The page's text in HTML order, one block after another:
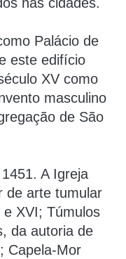
Palácio de
este edifício
XV como
masculino
de São
A Igreja
de arte tumular
XVI; Túmulos
da autoria de
Capela-Mor